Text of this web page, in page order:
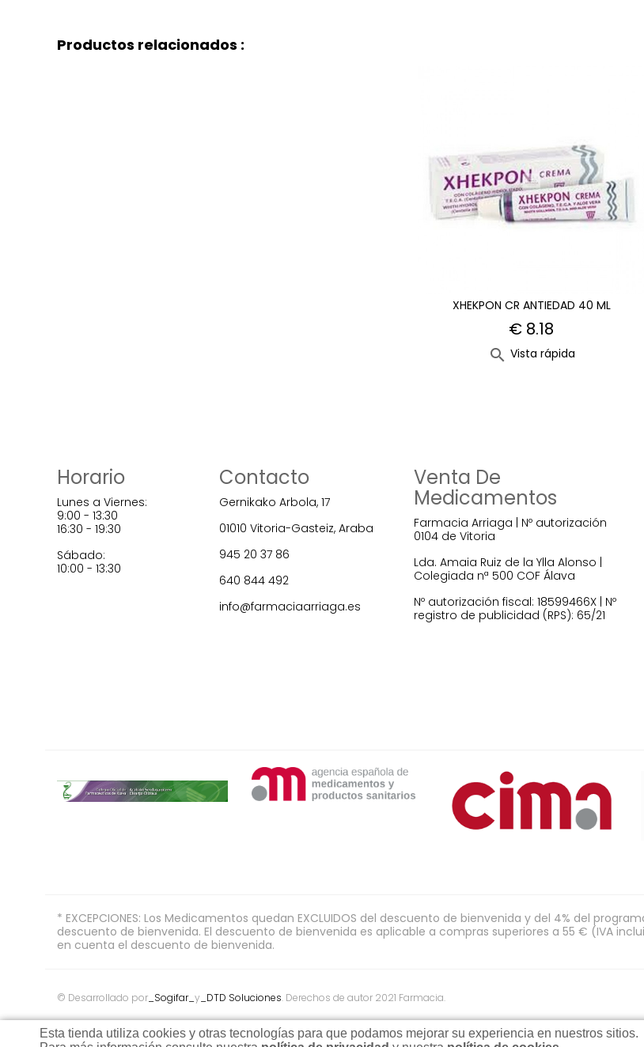
Esta tienda utiliza cookies y otras tecnologías para que podamos mejorar su experiencia en nuestros sitios.
Productos relacionados :
XHEKPON CR ANTIEDAD 40 ML
€ 8.18
 Vista rápida
Horario
Lunes a Viernes:
9:00 - 13:30
16:30 - 19:30
Sábado:
10:00 - 13:30
Contacto
Gernikako Arbola, 17
01010 Vitoria-Gasteiz, Araba
945 20 37 86
640 844 492
info@farmaciaarriaga.es
Venta De
Medicamentos
Farmacia Arriaga | Nº autorización
0104 de Vitoria
Lda. Amaia Ruiz de la Ylla Alonso |
Colegiada nª 500 COF Álava
Nº autorización fiscal: 18599466X | Nº
registro de publicidad (RPS): 65/21
* EXCEPCIONES: Los Medicamentos quedan EXCLUIDOS del descuento de bienvenida y del 4% del
descuento de bienvenida. El descuento de bienvenida es aplicable a compras superiores a 55 € (IVA
en cuenta el descuento de bienvenida.
© Desarrollado por _Sogifar_ y _DTD Soluciones. Derechos de autor 2021 Farmacia.